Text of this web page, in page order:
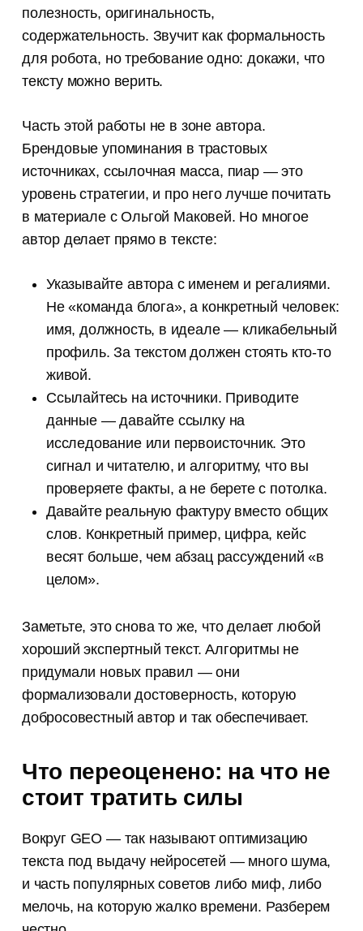
полезность, оригинальность,
содержательность. Звучит как формальность
для робота, но требование одно: докажи, что
тексту можно верить.
Часть этой работы не в зоне автора.
Брендовые упоминания в трастовых
источниках, ссылочная масса, пиар — это
уровень стратегии, и про него лучше почитать
в материале с Ольгой Маковей. Но многое
автор делает прямо в тексте:
Указывайте автора с именем и регалиями.
Не «команда блога», а конкретный человек:
имя, должность, в идеале — кликабельный
профиль. За текстом должен стоять кто-то
живой.
Ссылайтесь на источники. Приводите
данные — давайте ссылку на
исследование или первоисточник. Это
сигнал и читателю, и алгоритму, что вы
проверяете факты, а не берете с потолка.
Давайте реальную фактуру вместо общих
слов. Конкретный пример, цифра, кейс
весят больше, чем абзац рассуждений «в
целом».
Заметьте, это снова то же, что делает любой
хороший экспертный текст. Алгоритмы не
придумали новых правил — они
формализовали достоверность, которую
добросовестный автор и так обеспечивает.
Что переоценено: на что не
стоит тратить силы
Вокруг GEO — так называют оптимизацию
текста под выдачу нейросетей — много шума,
и часть популярных советов либо миф, либо
мелочь, на которую жалко времени. Разберем